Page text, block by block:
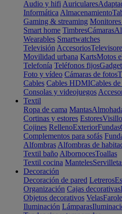
Audio y hifi Auriculares
Informática Almacenamiento
Gaming & streaming
Smart home TimbresCámaras
Wearables Smartwatches
Televisión Accesorios
Movilidad urbana KartsMotos
Telefonía Teléfonos fijos
Foto y vídeo Cámaras de fotos
Cables Cables HDMICables
Consolas y videojuegos
Textil
Ropa de cama Mantas
Cortinas y estores Estores
Cojines RellenoExteriorFundas
Complementos para sofás
Alfombras Alfombras de
Textil baño AlbornocesToallas
Textil cocina Manteles
Decoración
Decoración de pared Letreros
Organización Cajas decorativas
Objetos decorativos Velas
Iluminación Lámparas